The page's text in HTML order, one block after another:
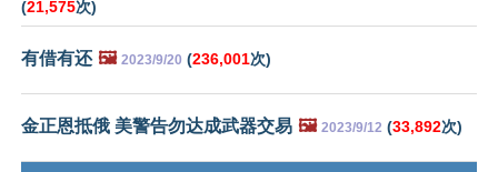
(21,575次)
有借有还 🖼️ 2023/9/20 (236,001次)
金正恩抵俄 美警告勿达成武器交易 🖼️ 2023/9/12 (33,892次)